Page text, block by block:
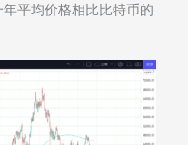
平均价格相比比特币的